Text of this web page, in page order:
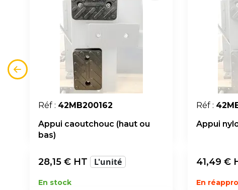
Réf : 42MB200162
Appui caoutchouc (haut ou
bas)
28,15 € HT L'unité
En stock
Réf :
Appui
41,49 €
En